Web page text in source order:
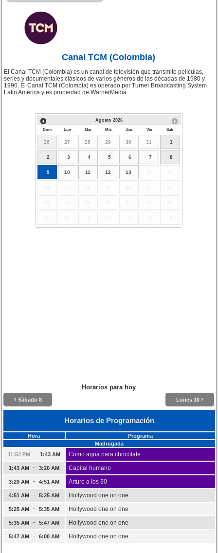
Canal TCM (Colombia)
El Canal TCM (Colombia) es un canal de televisión que transmite películas,
series y documentales clásicos de varios géneros de las décadas de 1980 y
1990. El Canal TCM (Colombia) es operado por Turner Broadcasting System
Latin America y es propiedad de WarnerMedia.
Agosto 2026
Dom Lun Mar Mié Jue Vie Sáb
26 27 28 29 30 31 1
2 3 4 5 6 7 8
9 10 11 12 13
Horarios para hoy
‹ Sábado 8 Lunes 10 ›
Horarios de Programación
Hora
Programa
Madrugada
11:54 PM
- 1:43 AM Como agua para chocolate
1:43 AM - 3:20 AM Capital humano
3:20 AM - 4:51 AM Arturo a los 30
4:51 AM - 5:25 AM Hollywood one on one
5:25 AM - 5:35 AM Hollywood one on one
5:35 AM - 5:47 AM Hollywood one on one
5:47 AM - 6:00 AM Hollywood one on one